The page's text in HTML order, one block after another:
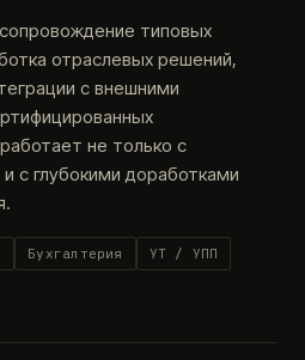
типовых
отраслевых решений,
с внешними
не только с
с глубокими доработками
Бухгалтерия
УТ / УПП